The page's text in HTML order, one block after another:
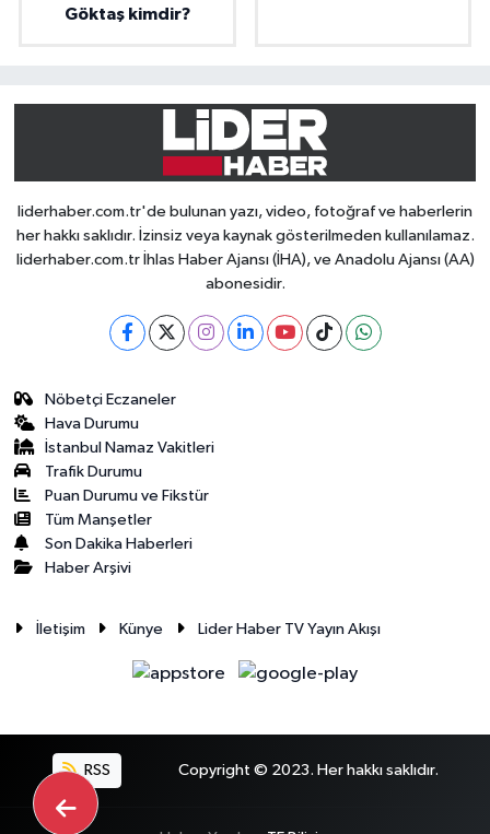
Göktaş kimdir?
liderhaber.com.tr'de bulunan yazı, video, fotoğraf ve haberlerin
her hakkı saklıdır. İzinsiz veya kaynak gösterilmeden kullanılamaz.
liderhaber.com.tr İhlas Haber Ajansı (İHA), ve Anadolu Ajansı (AA)
abonesidir.
Nöbetçi Eczaneler
Hava Durumu
İstanbul Namaz Vakitleri
Trafik Durumu
Puan Durumu ve Fikstür
Tüm Manşetler
Son Dakika Haberleri
Haber Arşivi
İletişim Künye Lider Haber TV Yayın Akışı
RSS Copyright © 2023. Her hakkı saklıdır.